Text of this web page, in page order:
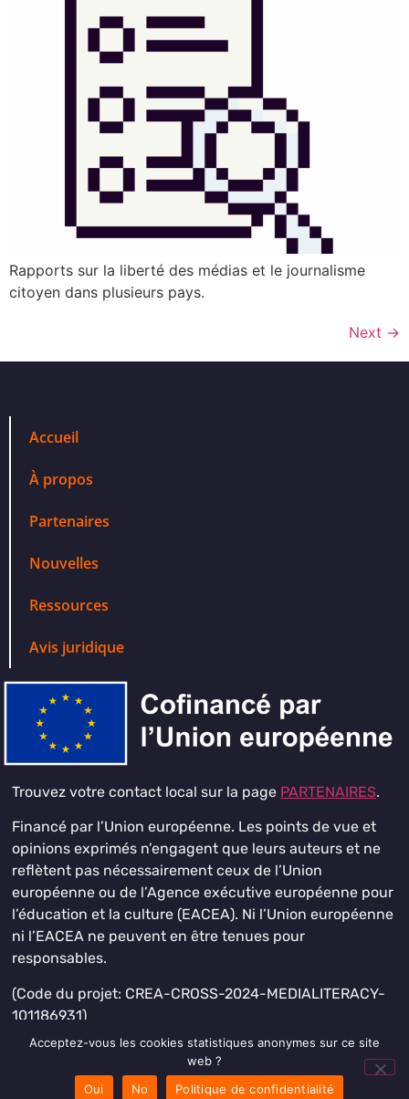
Rapports sur la liberté des médias et le journalisme
citoyen dans plusieurs pays.
Next →
Accueil
À propos
Partenaires
Nouvelles
Ressources
Avis juridique
Trouvez votre contact local sur la page PARTENAIRES.
Financé par l’Union européenne. Les points de vue et
opinions exprimés n’engagent que leurs auteurs et ne
reflètent pas nécessairement ceux de l’Union
européenne ou de l’Agence exécutive européenne pour
l’éducation et la culture (EACEA). Ni l’Union européenne
ni l’EACEA ne peuvent en être tenues pour
responsables.
(Code du projet: CREA-CROSS-2024-MEDIALITERACY-
101186931)
Acceptez-vous les cookies statistiques anonymes sur ce site
web ?
Oui
No Politique de confidentialité